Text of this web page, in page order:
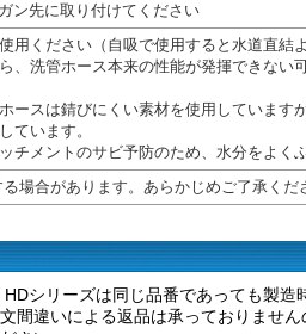
ン先に取り付けてください
用ください（自吸で使用すると水道直結
、洗管ホース本来の性能が発揮できない
ースは錆びにくい素材を使用しています
ています。
チメントのサビ予防のため、水分をよく
場合があります。あらかじめご了承くだ
シリーズは同じ品番であっても製造
間違いによる返品は承っておりません